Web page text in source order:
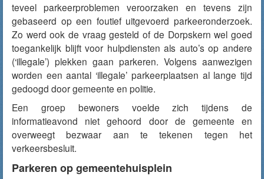
teveel parkeerproblemen veroorzaken en tevens zijn
gebaseerd op een foutief uitgevoerd parkeeronderzoek.
Zo werd ook de vraag gesteld of de Dorpskern wel goed
toegankelijk blijft voor hulpdiensten als auto’s op andere
(‘illegale’) plekken gaan parkeren. Volgens aanwezigen
worden een aantal ‘illegale’ parkeerplaatsen al lange tijd
gedoogd door gemeente en politie.
Een groep bewoners voelde zich tijdens de
informatieavond niet gehoord door de gemeente en
overweegt bezwaar aan te tekenen tegen het
verkeersbesluit.
Parkeren op gemeentehuisplein